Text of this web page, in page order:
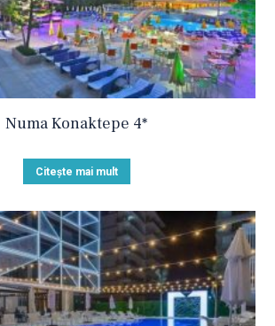
Numa Konaktepe 4*
Citește mai mult